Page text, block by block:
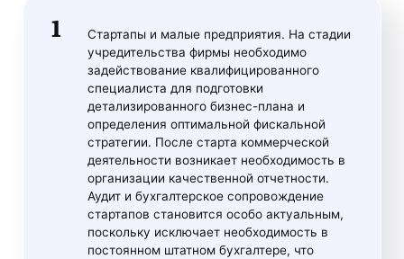
Стартапы и малые предприятия. На стадии
учредительства фирмы необходимо
задействование квалифицированного
специалиста для подготовки
детализированного бизнес-плана и
определения оптимальной фискальной
стратегии. После старта коммерческой
деятельности возникает необходимость в
организации качественной отчетности.
Аудит и бухгалтерское сопровождение
стартапов становится особо актуальным,
поскольку исключает необходимость в
постоянном штатном бухгалтере, что